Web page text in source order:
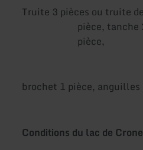
Truite 3 pièces ou truite
pièce, tanche
pièce,
brochet 1 pièce, anguilles
Conditions du lac de